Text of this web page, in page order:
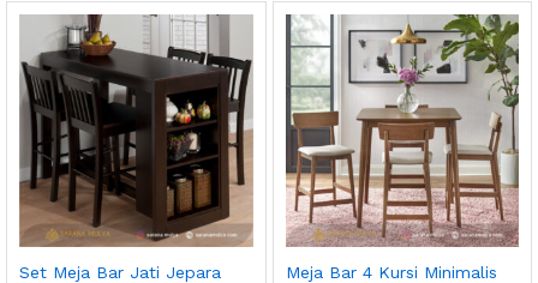
Set Meja Bar Jati Jepara
Meja Bar 4 Kursi Minimalis